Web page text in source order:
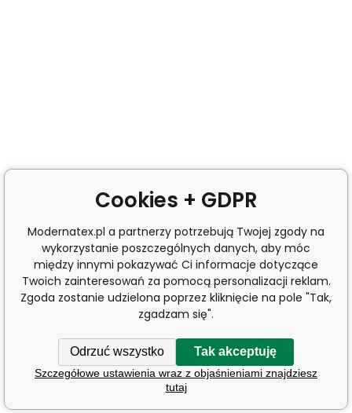
Cookies + GDPR
Modernatex.pl a partnerzy potrzebują Twojej zgody na
wykorzystanie poszczególnych danych, aby móc
między innymi pokazywać Ci informacje dotyczące
Twoich zainteresowań za pomocą personalizacji reklam.
Zgoda zostanie udzielona poprzez kliknięcie na pole "Tak,
zgadzam się".
Odrzuć wszystko Tak akceptuję
Szczegółowe ustawienia wraz z objaśnieniami znajdziesz
tutaj